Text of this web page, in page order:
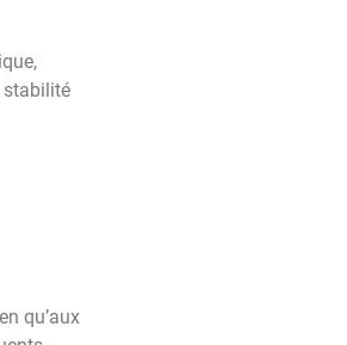
stabilité
qu’aux